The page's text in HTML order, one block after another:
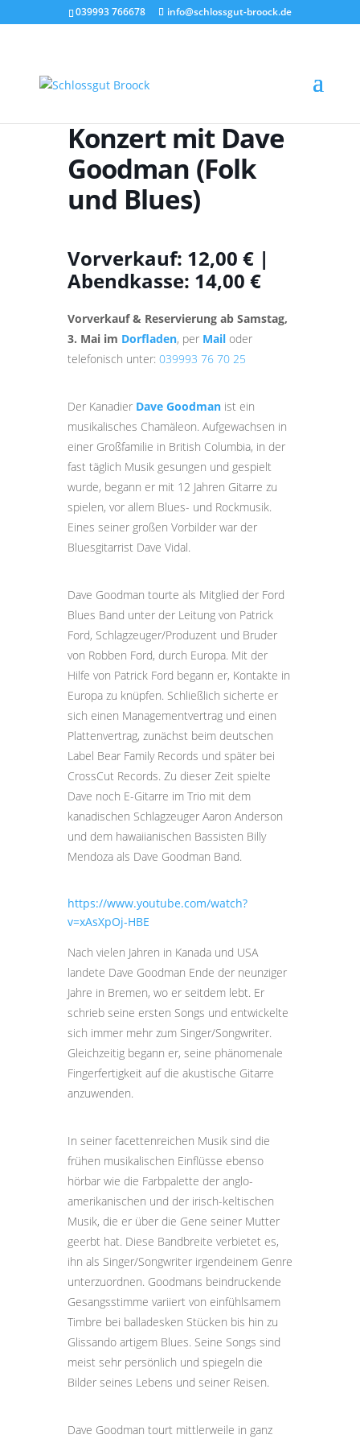
039993 766678 info@schlossgut-broock.de
Konzert mit Dave
Goodman (Folk
und Blues)
Vorverkauf: 12,00 € |
Abendkasse: 14,00 €
Vorverkauf & Reservierung ab Samstag,
3. Mai im Dorfladen, per Mail oder
telefonisch unter: 039993 76 70 25
Der Kanadier Dave Goodman ist ein
musikalisches Chamäleon. Aufgewachsen in
einer Großfamilie in British Columbia, in der
fast täglich Musik gesungen und gespielt
wurde, begann er mit 12 Jahren Gitarre zu
spielen, vor allem Blues- und Rockmusik.
Eines seiner großen Vorbilder war der
Bluesgitarrist Dave Vidal.
Dave Goodman tourte als Mitglied der Ford
Blues Band unter der Leitung von Patrick
Ford, Schlagzeuger/Produzent und Bruder
von Robben Ford, durch Europa. Mit der
Hilfe von Patrick Ford begann er, Kontakte in
Europa zu knüpfen. Schließlich sicherte er
sich einen Managementvertrag und einen
Plattenvertrag, zunächst beim deutschen
Label Bear Family Records und später bei
CrossCut Records. Zu dieser Zeit spielte
Dave noch E-Gitarre im Trio mit dem
kanadischen Schlagzeuger Aaron Anderson
und dem hawaiianischen Bassisten Billy
Mendoza als Dave Goodman Band.
https://www.youtube.com/watch?
v=xAsXpOj-HBE
Nach vielen Jahren in Kanada und USA
landete Dave Goodman Ende der neunziger
Jahre in Bremen, wo er seitdem lebt. Er
schrieb seine ersten Songs und entwickelte
sich immer mehr zum Singer/Songwriter.
Gleichzeitig begann er, seine phänomenale
Fingerfertigkeit auf die akustische Gitarre
anzuwenden.
In seiner facettenreichen Musik sind die
frühen musikalischen Einflüsse ebenso
hörbar wie die Farbpalette der anglo-
amerikanischen und der irisch-keltischen
Musik, die er über die Gene seiner Mutter
geerbt hat. Diese Bandbreite verbietet es,
ihn als Singer/Songwriter irgendeinem Genre
unterzuordnen. Goodmans beindruckende
Gesangsstimme variiert von einfühlsamem
Timbre bei balladesken Stücken bis hin zu
Glissando artigem Blues. Seine Songs sind
meist sehr persönlich und spiegeln die
Bilder seines Lebens und seiner Reisen.
Dave Goodman tourt mittlerweile in ganz